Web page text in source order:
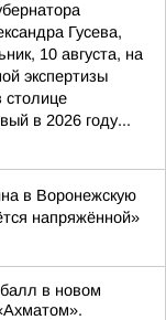
Гусева,
10 августа, на
экспертизы
столице
в 2026 году...
в Воронежскую
напряжённой»
в новом